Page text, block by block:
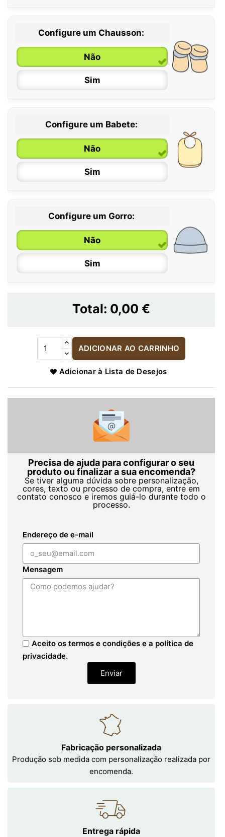
0 / 6 meses
6 / 12 meses
12 / 18 meses
Configure um Chausson:
Não
Sim
Configure um Babete:
Não
Sim
Configure um Gorro:
Não
Sim
Total: 0,00 €
ADICIONAR AO CARRINHO
Adicionar à Lista de Desejos
Precisa de ajuda para configurar o seu
produto ou finalizar a sua encomenda?
Se tiver alguma dúvida sobre personalização,
cores, texto ou processo de compra, entre em
contato conosco e iremos guiá-lo durante todo o
processo.
Endereço de e-mail
Mensagem
Aceito os termos e condições e a política de
privacidade.
Enviar
Fabricação personalizada
Produção sob medida com personalização realizada por
encomenda.
Entrega rápida